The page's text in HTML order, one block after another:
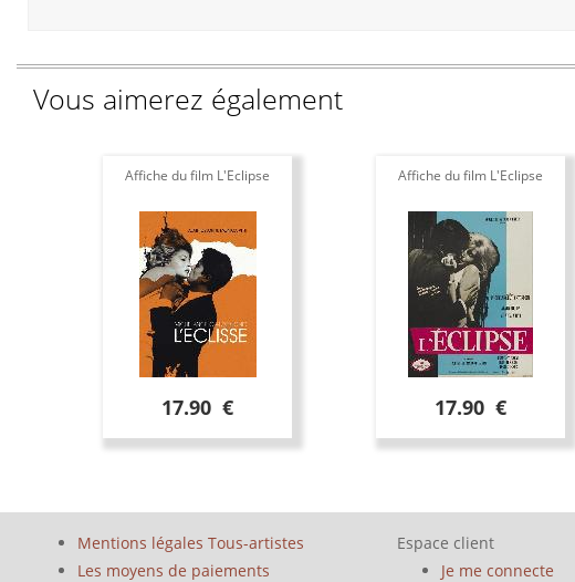
Vous aimerez également
Affiche du film L'Eclipse
17.90 €
Affiche du film L'Eclipse
17.90 €
Mentions légales Tous-artistes
Les moyens de paiements
Espace client
Je me connecte